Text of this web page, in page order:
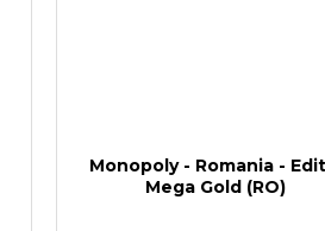
Monopoly - Romania -
Mega Gold (RO)